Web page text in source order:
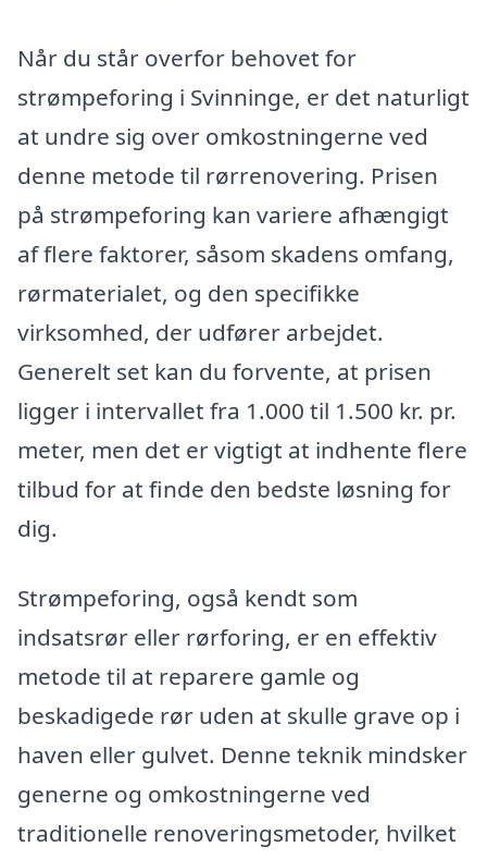
Når du står overfor behovet for
strømpeforing i Svinninge, er det naturligt
at undre sig over omkostningerne ved
denne metode til rørrenovering. Prisen
på strømpeforing kan variere afhængigt
af flere faktorer, såsom skadens omfang,
rørmaterialet, og den specifikke
virksomhed, der udfører arbejdet.
Generelt set kan du forvente, at prisen
ligger i intervallet fra 1.000 til 1.500 kr. pr.
meter, men det er vigtigt at indhente flere
tilbud for at finde den bedste løsning for
dig.
Strømpeforing, også kendt som
indsatsrør eller rørforing, er en effektiv
metode til at reparere gamle og
beskadigede rør uden at skulle grave op i
haven eller gulvet. Denne teknik mindsker
generne og omkostningerne ved
traditionelle renoveringsmetoder, hvilket